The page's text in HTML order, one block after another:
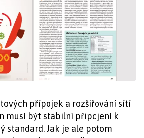
přípojek a rozšiřování sítí
musí být stabilní připojení k
standard. Jak je ale potom